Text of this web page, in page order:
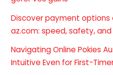
Discover payment
az.com: speed, safety,
Navigating Online Pokies
Intuitive Even for First-